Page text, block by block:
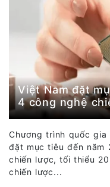
Việt Nam đặt
4 công nghệ
Chương trình quốc
đặt mục tiêu đến năm
chiến lược, tối thiểu
chiến lược...